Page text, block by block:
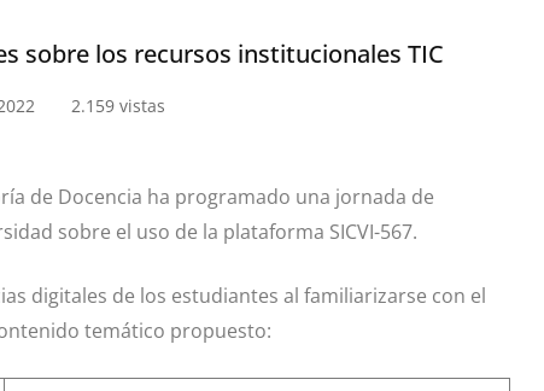
sobre los recursos institucionales TIC
2.159 vistas
de Docencia ha programado una jornada de
sobre el uso de la plataforma SICVI-567.
digitales de los estudiantes al familiarizarse con el
temático propuesto: